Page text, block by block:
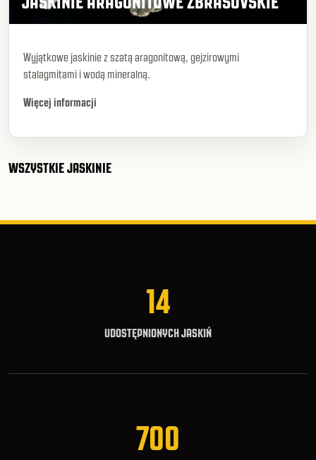
Wyjątkowe jaskinie z szatą aragonitową, gejzirowymi
stalagmitami i wodą mineralną.
Więcej informacji
WSZYSTKIE JASKINIE
14
UDOSTĘPNIONYCH JASKIŃ
700